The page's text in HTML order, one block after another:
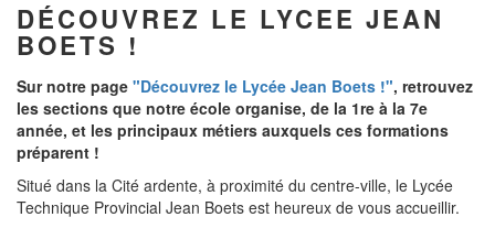
DÉCOUVREZ LE LYCEE JEAN
BOETS !
Sur notre page "Découvrez le Lycée Jean Boets !", retrouvez
les sections que notre école organise, de la 1re à la 7e
année, et les principaux métiers auxquels ces formations
préparent !
Situé dans la Cité ardente, à proximité du centre-ville, le Lycée
Technique Provincial Jean Boets est heureux de vous accueillir.